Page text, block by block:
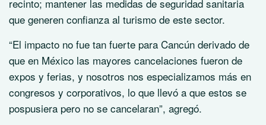
recinto; mantener las medidas de seguridad sanitaria
que generen confianza al turismo de este sector.
“El impacto no fue tan fuerte para Cancún derivado de
que en México las mayores cancelaciones fueron de
expos y ferias, y nosotros nos especializamos más en
congresos y corporativos, lo que llevó a que estos se
pospusiera pero no se cancelaran”, agregó.